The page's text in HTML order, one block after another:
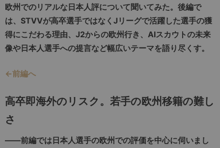
欧州でのリアルな日本人評について聞いてみた。後編で
は、STVVが高卒選手ではなくJリーグで活躍した選手の獲
得にこだわる理由、J2からの欧州行き、AIスカウトの未来
像や日本人選手への提言など幅広いテーマを語り尽くす。
←前編へ
高卒即海外のリスク。若手の欧州移籍の難し
さ
――前編では日本人選手の欧州での評価を中心に伺いまし